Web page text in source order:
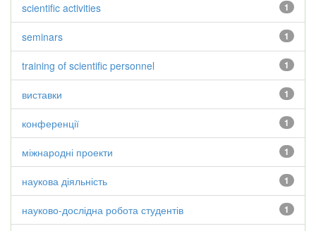
1
scientific activities
1
seminars
1
training of scientific personnel
1
виставки
1
конференції
1
міжнародні проекти
1
наукова діяльність
1
науково-дослідна робота студентів